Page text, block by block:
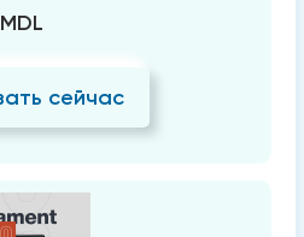
MDL
сейчас